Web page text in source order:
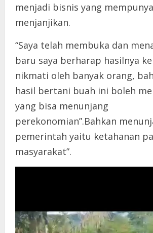
menjadi bisnis yang
menjanjikan.
“Saya telah membuka dan
baru saya berharap hasilnya
nikmati oleh banyak orang,
hasil bertani buah ini boleh
yang bisa menunjang
perekonomian”.Bahkan
pemerintah yaitu ketahanan
masyarakat”.